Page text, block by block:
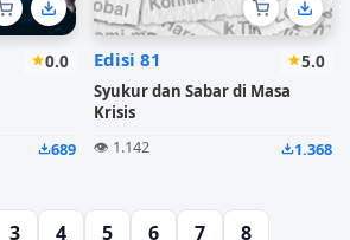
0.0
689
Edisi 81 5.0
Syukur dan Sabar di Masa
Krisis
👁️ 1.142
1.368
3 4 5 6 7 8